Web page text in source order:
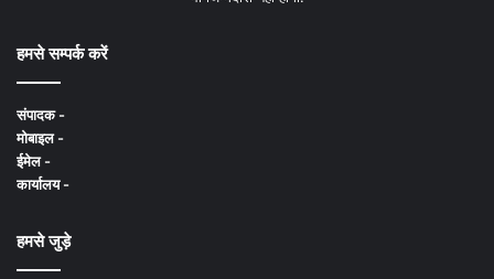
हमसे सम्पर्क करें
संपादक -
मोबाइल -
ईमेल -
कार्यालय -
हमसे जुड़े